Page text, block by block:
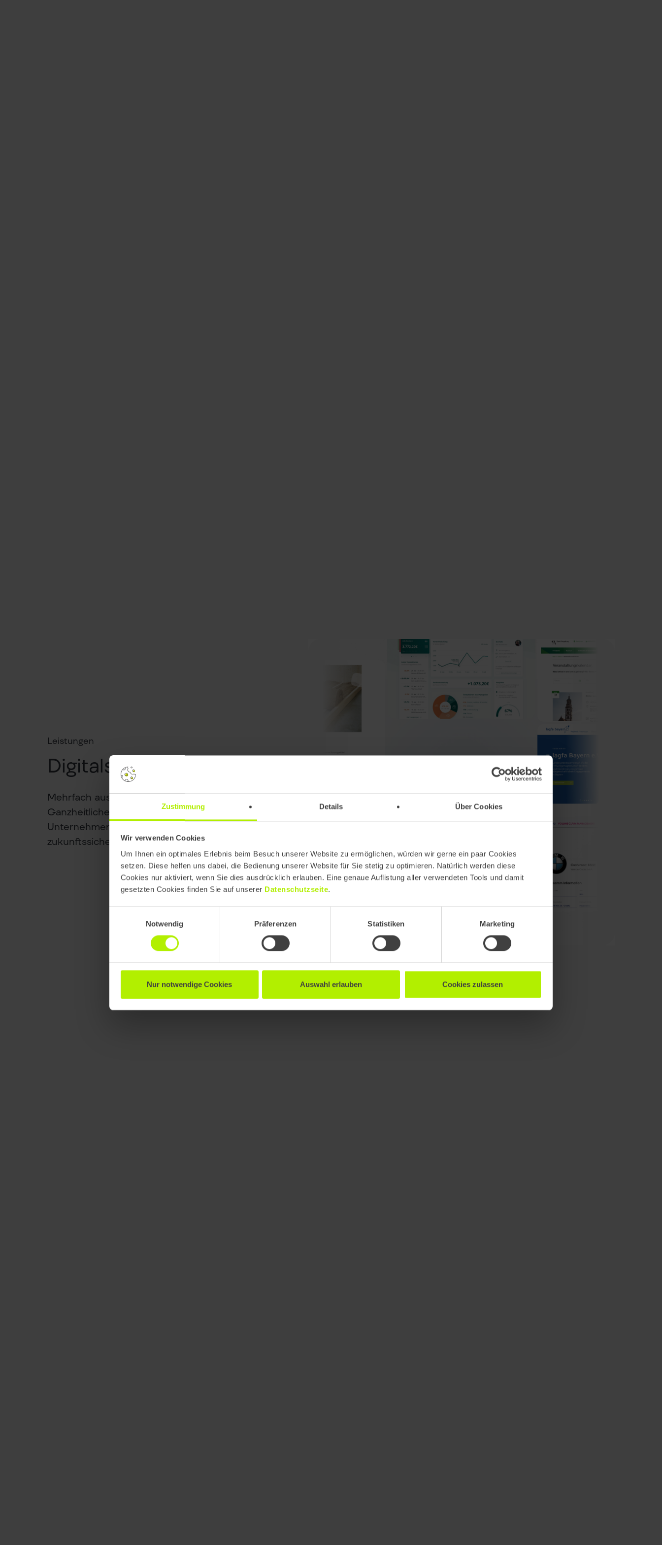
Zustimmung Details Über Cookies
Wir verwenden Cookies
Um Ihnen ein optimales Erlebnis beim Besuch unserer Website zu ermöglichen, würden wir gerne ein paar Cookies
setzen. Diese helfen uns dabei, die Bedienung unserer Website für Sie stetig zu optimieren. Natürlich werden diese
Cookies nur aktiviert, wenn Sie dies ausdrücklich erlauben. Eine genaue Auflistung aller verwendeten Tools und damit
gesetzten Cookies finden Sie auf unserer Datenschutzseite.
Notwendig
Präferenzen Statistiken Marketing
Nur notwendige Cookies Auswahl erlauben Cookies zulassen
Leistungen
Digitalstrategie
Mehrfach ausgezeichnete Digitalagentur:
Ganzheitliche Strategien für die Digitalisierung Ihres
Unternehmens – innovativ, nachhaltig und
zukunftssicher.